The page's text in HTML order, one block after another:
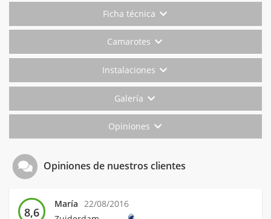
Ficha técnica
Camarotes
Instalaciones
Galería
Opiniones
Opiniones de nuestros clientes
8,6
María
22/08/2016